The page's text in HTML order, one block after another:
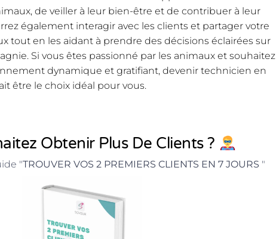
de veiller à leur bien-être et de contribuer à leur
également interagir avec les clients et partager votre
tout en les aidant à prendre des décisions éclairées sur
Si vous êtes passionné par les animaux et souhaitez
dynamique et gratifiant, devenir technicien en
être le choix idéal pour vous.
Obtenir Plus De Clients ?
"TROUVER VOS 2 PREMIERS CLIENTS EN 7 JOURS "